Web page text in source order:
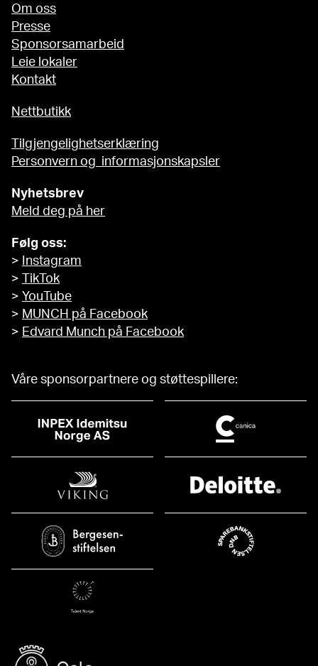
Om oss
Presse
Sponsorsamarbeid
Leie lokaler
Kontakt
Nettbutikk
Tilgjengelighetserklæring
Personvern og informasjonskapsler
Nyhetsbrev
Meld deg på her
Følg oss:
>
Instagram
>
TikTok
> YouTube
> MUNCH på Facebook
> Edvard Munch på Facebook
Våre sponsorpartnere og støttespillere: